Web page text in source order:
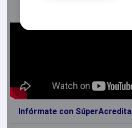
Infórmate con SúperAcredita